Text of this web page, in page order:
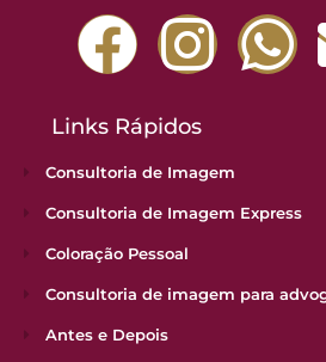
Links Rápidos
Consultoria de Imagem
Consultoria de Imagem Express
Coloração Pessoal
Consultoria de imagem para
Antes e Depois